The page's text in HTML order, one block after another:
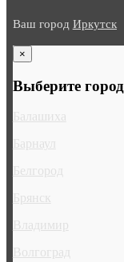
Ваш город Иркутск
×
Выберите город
Балашиха
Барнаул
Белгород
Брянск
Владимир
Волгоград